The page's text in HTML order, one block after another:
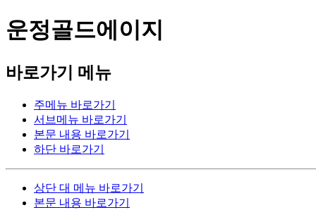
운정골드에이지
바로가기 메뉴
주메뉴 바로가기
서브메뉴 바로가기
본문 내용 바로가기
하단 바로가기
상단 대 메뉴 바로가기
본문 내용 바로가기